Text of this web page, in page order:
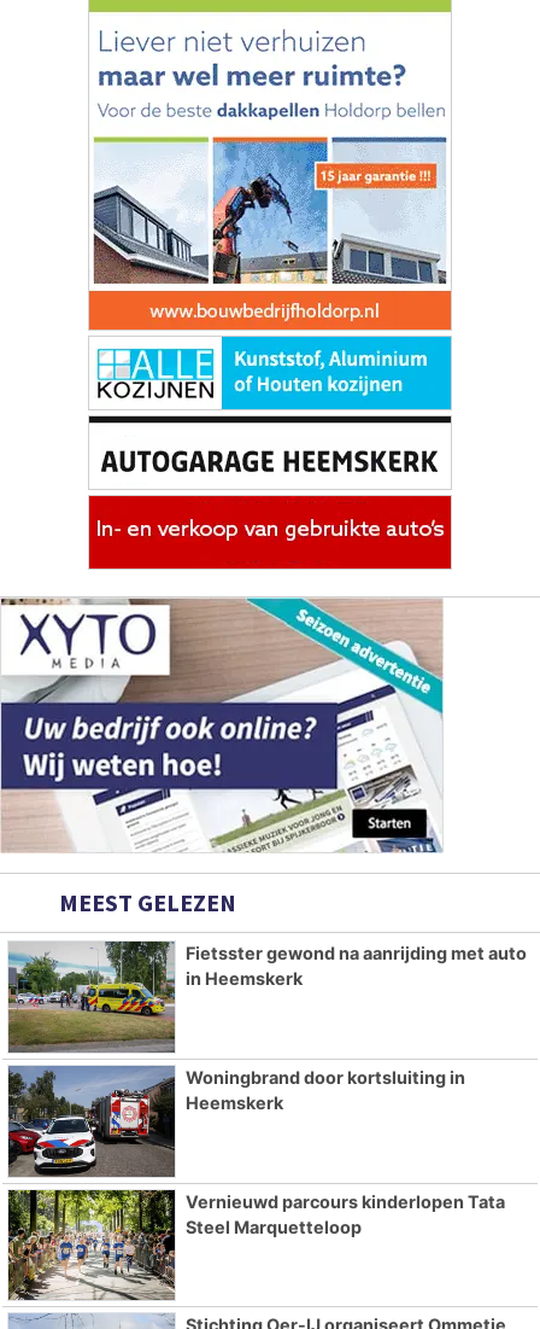
MEEST GELEZEN
Fietsster gewond na aanrijding met auto
in Heemskerk
Woningbrand door kortsluiting in
Heemskerk
Vernieuwd parcours kinderlopen Tata
Steel Marquetteloop